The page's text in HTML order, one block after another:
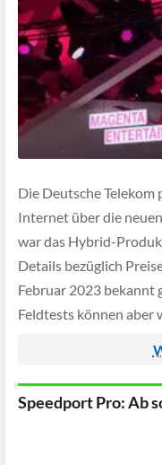
Die Deutsche
Internet über die
war das Hybrid-
Details bezüglich
Februar 2023 bekannt
Feldtests können aber
Speedport Pro: Ab